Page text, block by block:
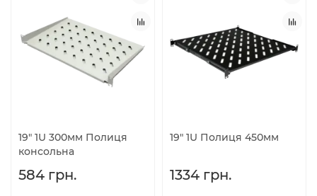
19" 1U 300мм Полиця
консольна
584 грн.
19" 1U Полиця 450мм
1334 грн.